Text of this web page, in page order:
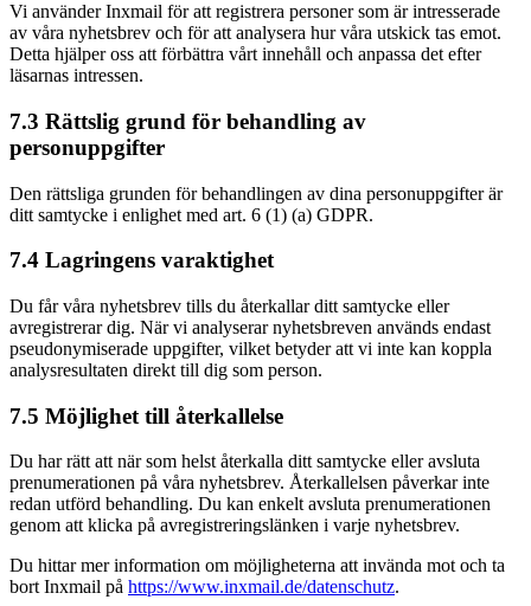
Vi använder Inxmail för att registrera personer som är intresserade
av våra nyhetsbrev och för att analysera hur våra utskick tas emot.
Detta hjälper oss att förbättra vårt innehåll och anpassa det efter
läsarnas intressen.
7.3 Rättslig grund för behandling av
personuppgifter
Den rättsliga grunden för behandlingen av dina personuppgifter är
ditt samtycke i enlighet med art. 6 (1) (a) GDPR.
7.4 Lagringens varaktighet
Du får våra nyhetsbrev tills du återkallar ditt samtycke eller
avregistrerar dig. När vi analyserar nyhetsbreven används endast
pseudonymiserade uppgifter, vilket betyder att vi inte kan koppla
analysresultaten direkt till dig som person.
7.5 Möjlighet till återkallelse
Du har rätt att när som helst återkalla ditt samtycke eller avsluta
prenumerationen på våra nyhetsbrev. Återkallelsen påverkar inte
redan utförd behandling. Du kan enkelt avsluta prenumerationen
genom att klicka på avregistreringslänken i varje nyhetsbrev.
Du hittar mer information om möjligheterna att invända mot och ta
bort Inxmail på https://www.inxmail.de/datenschutz.